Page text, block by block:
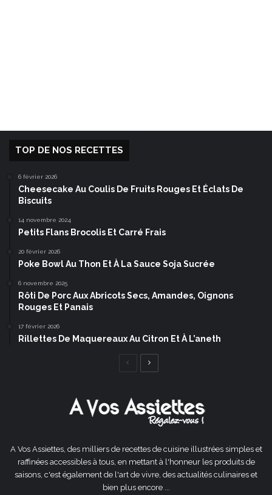
TOP DE NOS RECETTES
6 février 2026
Cheesecake Au Coulis De Fruits Rouges Et Éclats De
Biscuits
14 novembre 2024
Petits Flans Brocolis Et Carré Frais
20 février 2026
Poke Bowl Au Thon Et À La Sauce Soja Sucrée
6 novembre 2025
Rôti De Porc Aux Abricots Secs, Amandes, Oignons
Rouges Et Panais
17 février 2026
Rillettes De Maquereaux Au Citron Et À L’aneth
Page
A Vos Assiettes, des milliers de recettes de cuisine illustrées simples et
raffinées accessibles à tous, en mettant à l'honneur les produits de
saisons, c'est également de l'art de vivre, des actualités culinaires et
bien plus encore ...